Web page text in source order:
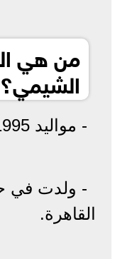
من هي
الشيمي؟
- مواليد 1995 وتبلغ من العمر 25 عامًا.
- ولدت في
القاهرة.